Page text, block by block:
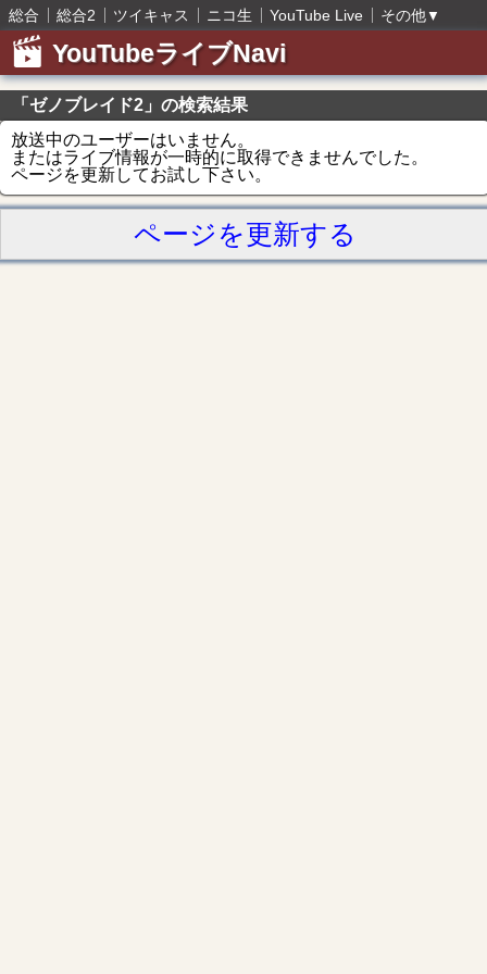
総合 総合2 ツイキャス ニコ生 YouTube Live その他▼
YouTubeライブNavi
「ゼノブレイド2」の検索結果
放送中のユーザーはいません。
またはライブ情報が一時的に取得できませんでした。
ページを更新してお試し下さい。
ページを更新する